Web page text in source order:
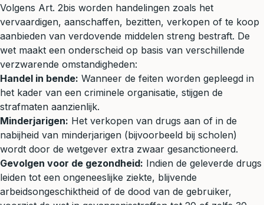
Volgens Art. 2bis worden handelingen zoals het
vervaardigen, aanschaffen, bezitten, verkopen of te koop
aanbieden van verdovende middelen streng bestraft. De
wet maakt een onderscheid op basis van verschillende
verzwarende omstandigheden:
Handel in bende: Wanneer de feiten worden gepleegd in
het kader van een criminele organisatie, stijgen de
strafmaten aanzienlijk.
Minderjarigen: Het verkopen van drugs aan of in de
nabijheid van minderjarigen (bijvoorbeeld bij scholen)
wordt door de wetgever extra zwaar gesanctioneerd.
Gevolgen voor de gezondheid: Indien de geleverde drugs
leiden tot een ongeneeslijke ziekte, blijvende
arbeidsongeschiktheid of de dood van de gebruiker,